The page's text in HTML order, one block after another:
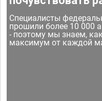
Специалисты
прошили более 10 000
- поэтому мы знаем,
максимум от каждой